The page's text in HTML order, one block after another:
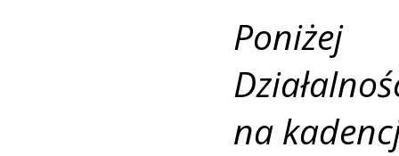
Poniżej
na